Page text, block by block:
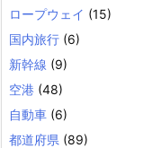
ロープウェイ (15)
国内旅行 (6)
新幹線 (9)
空港 (48)
自動車 (6)
都道府県 (89)